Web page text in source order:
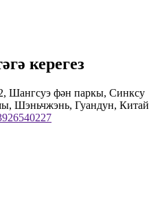
керегез
Шангсуэ фән паркы, Синксу
Шэньчжэнь, Гуандун, Китай